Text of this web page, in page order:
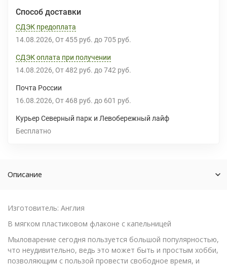
Способ доставки
СДЭК предоплата
14.08.2026 От 455 руб. до 705 руб.
СДЭК оплата при получении
14.08.2026 От 482 руб. до 742 руб.
Почта России
16.08.2026 От 468 руб. до 601 руб.
Курьер Северный парк и Левобережный лайф
Бесплатно
Описание
Изготовитель: Англия
В мягком пластиковом флаконе с капельницей
Мыловарение сегодня пользуется большой популярностью,
что неудивительно, ведь это может быть и простым хобби,
позволяющим с пользой провести свободное время, и